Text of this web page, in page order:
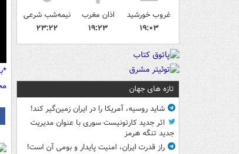
غروب خورشید
۱۹:۰۳
اذان مغرب
۱۹:۲۳
نیمه‌شب شرعی
۲۳:۲۲
تازه های جهان
شاید روسیه، آمریکا را در ایران زمین‌گیر کند!
اثر جدید کارتونیست سوری با عنوان مدیریت
جدید تنگه هرمز
راز قدرت ایران، امنیت پایدار و بومی آن است!